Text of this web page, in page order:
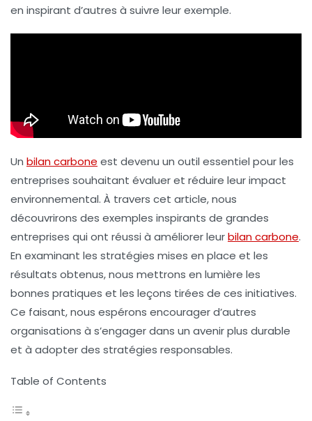
en inspirant d’autres à suivre leur exemple.
Un bilan carbone est devenu un outil essentiel pour les
entreprises souhaitant évaluer et réduire leur impact
environnemental. À travers cet article, nous
découvrirons des exemples inspirants de grandes
entreprises qui ont réussi à améliorer leurbilan carbone.
En examinant les stratégies mises en place et les
résultats obtenus, nous mettrons en lumière les
bonnes pratiques et les leçons tirées de ces initiatives.
Ce faisant, nous espérons encourager d’autres
organisations à s’engager dans un avenir plus durable
et à adopter des stratégies responsables.
Table of Contents